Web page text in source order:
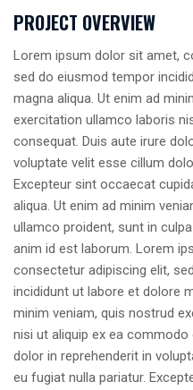
PROJECT OVERVIEW
Lorem ipsum dolor sit amet,
sed do eiusmod tempor
magna aliqua. Ut enim ad
exercitation ullamco laboris
consequat. Duis aute irure
voluptate velit esse cillum
Excepteur sint occaecat
aliqua. Ut enim ad minim
ullamco proident, sunt in
anim id est laborum. Lorem
consectetur adipiscing elit,
incididunt ut labore et dolore
minim veniam, quis nostrud
nisi ut aliquip ex ea commodo
dolor in reprehenderit in
eu fugiat nulla pariatur.